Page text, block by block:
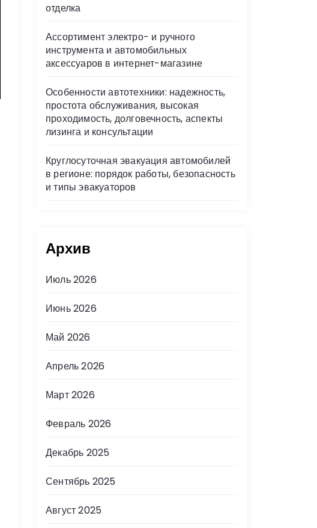
отделка
Ассортимент электро- и ручного
инструмента и автомобильных
аксессуаров в интернет-магазине
Особенности автотехники: надежность,
простота обслуживания, высокая
проходимость, долговечность, аспекты
лизинга и консультации
Круглосуточная эвакуация автомобилей
в регионе: порядок работы, безопасность
и типы эвакуаторов
Архив
Июль 2026
Июнь 2026
Май 2026
Апрель 2026
Март 2026
Февраль 2026
Декабрь 2025
Сентябрь 2025
Август 2025